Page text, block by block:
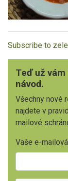
Subscribe to
Teď už
návod.
Všechny nové
najdete v
mailové
Vaše e-